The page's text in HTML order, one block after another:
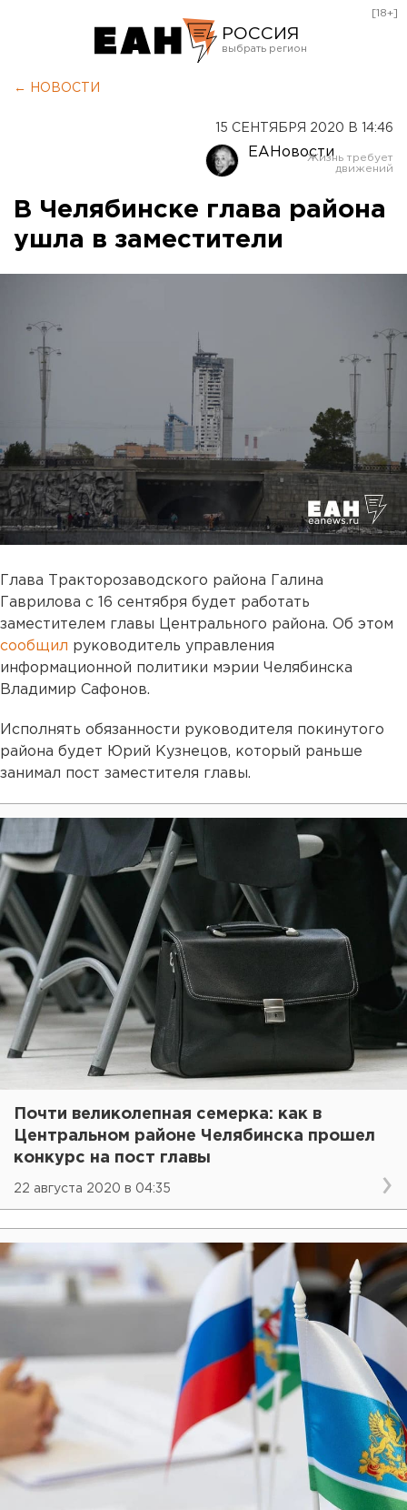
РОССИЯ
Оренбург
[18+]
← НОВОСТИ
15 СЕНТЯБРЯ 2020 В 14:46
ЕАНовости
В Челябинске глава района
ушла в заместители
Глава Тракторозаводского района Галина
Гаврилова с 16 сентября будет работать
заместителем главы Центрального района. Об этом
сообщил руководитель управления
информационной политики мэрии Челябинска
Владимир Сафонов.
Исполнять обязанности руководителя покинутого
района будет Юрий Кузнецов, который раньше
занимал пост заместителя главы.
Почти великолепная семерка: как в
Центральном районе Челябинска прошел
конкурс на пост главы
22 августа 2020 в 04:35